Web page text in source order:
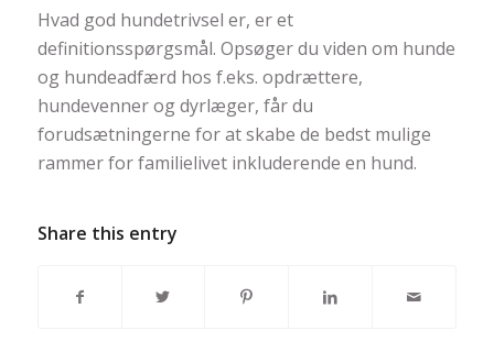
Hvad god hundetrivsel er, er et
definitionsspørgsmål. Opsøger du viden om hunde
og hundeadfærd hos f.eks. opdrættere,
hundevenner og dyrlæger, får du
forudsætningerne for at skabe de bedst mulige
rammer for familielivet inkluderende en hund.
Share this entry